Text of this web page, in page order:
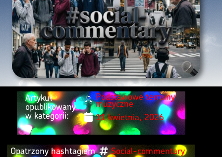
Podstawowe terminy
muzyczne
11 kwietnia, 2026
Artykuł
opublikowany
w kategorii:
Social-commentary
Opatrzony hashtagiem